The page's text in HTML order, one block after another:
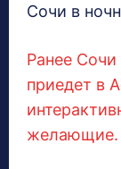
Сочи в
Ранее
приедет в
желающие.